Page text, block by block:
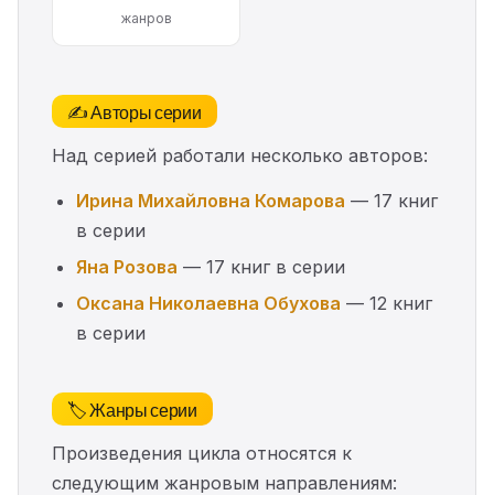
жанров
✍️ Авторы серии
Над серией работали несколько авторов:
Ирина Михайловна Комарова — 17 книг
в серии
Яна Розова — 17 книг в серии
Оксана Николаевна Обухова — 12 книг
в серии
🏷️ Жанры серии
Произведения цикла относятся к
следующим жанровым направлениям: